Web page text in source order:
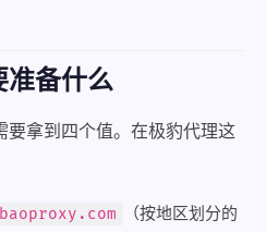
准备什么
要拿到四个值。在极豹代理这
（按地区划分的